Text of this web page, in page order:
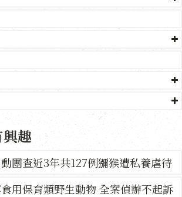
趣
團查近3年共127例獼猴遭私養虐待
用保育類野生動物 全案偵辦不起訴